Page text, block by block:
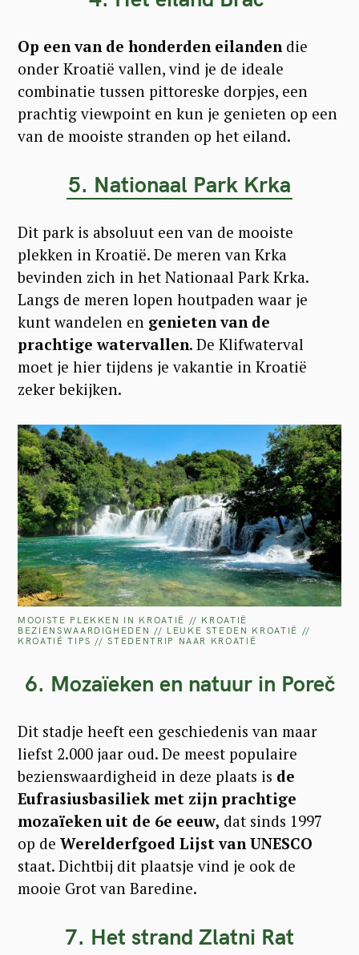
Op een van de honderden eilandendie
onder Kroatië vallen, vind je de ideale
combinatie tussen pittoreske dorpjes, een
prachtig viewpoint en kun je genieten op een
van de mooiste stranden op het eiland.
5. Nationaal Park Krka
Dit park is absoluut een van de mooiste
plekken in Kroatië. De meren van Krka
bevinden zich in het Nationaal Park Krka.
Langs de meren lopen houtpaden waar je
kunt wandelen en genieten van de
prachtige watervallen. De Klifwaterval
moet je hier tijdens je vakantie in Kroatië
zeker bekijken.
MOOISTE PLEKKEN IN KROATIË // KROATIË
BEZIENSWAARDIGHEDEN // LEUKE STEDEN KROATIË //
KROATIË TIPS // STEDENTRIP NAAR KROATIË
6. Mozaïeken en natuur in Poreč
Dit stadje heeft een geschiedenis van maar
liefst 2.000 jaar oud. De meest populaire
bezienswaardigheid in deze plaats is de
Eufrasiusbasiliek met zijn prachtige
mozaïeken uit de 6e eeuw, dat sinds 1997
op de Werelderfgoed Lijst van UNESCO
staat. Dichtbij dit plaatsje vind je ook de
mooie Grot van Baredine.
7. Het strand Zlatni Rat